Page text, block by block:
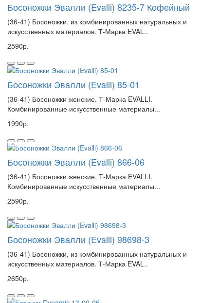
Босоножки Эвалли (Evalli) 8235-7 Кофейный
(36-41) Босоножки, из комбинированных натуральных и
искусственных материалов. Т-Марка EVAL..
2590р.
Босоножки Эвалли (Evalli) 85-01
(36-41) Босоножки женские. Т-Марка EVALLI.
Комбинированные искусственные материалы...
1990р.
Босоножки Эвалли (Evalli) 866-06
(36-41) Босоножки женские. Т-Марка EVALLI.
Комбинированные искусственные материалы...
2590р.
Босоножки Эвалли (Evalli) 98698-3
(36-41) Босоножки, из комбинированных натуральных и
искусственных материалов. Т-Марка EVAL..
2650р.